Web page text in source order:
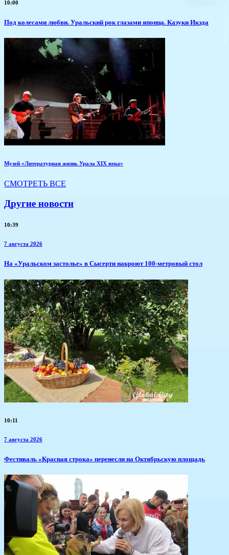
10:00
Под колесами любви. Уральский рок глазами японца. Казуки Икэда
Музей «Литературная жизнь Урала XIX века»
СМОТРЕТЬ ВСЕ
Другие новости
10:39
7 августа 2026
​На «Уральском застолье» в Сысерти накроют 100-метровый стол
10:11
7 августа 2026
Фестиваль «Красная строка» перенесли на Октябрьскую площадь